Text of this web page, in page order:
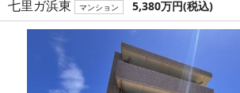
七里ガ浜東 マンション 5,380万円(税込)